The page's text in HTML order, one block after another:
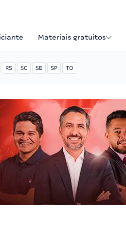
Materiais gratuitos
RS SC SE SP TO